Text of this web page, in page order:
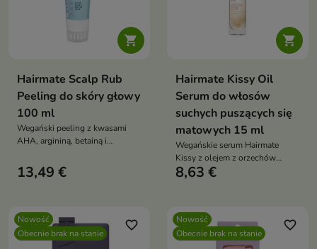

Hairmate Scalp Rub
Peeling do skóry głowy
100 ml
Wegański peeling z kwasami
AHA, argininą, betainą i
oczyszcza skórę głowy, reguluje
sebum i wspiera regenerację.
odświeża, pozostawiając
uczucie lekkości i czystości po
każdym użyciu
13,49 €

Hairmate Kissy Oil
Serum do włosów
suchych puszących się
matowych 15 ml
Wegańskie serum Hairmate
Kissy z olejem z orzechów
brazylijskich natychmiast
termoochronnie, pozostawiając
włosy gładkie, miękkie i pełne
8,63 €
Nowość
Obecnie brak na stanie
favorite_border
Nowość
Obecnie brak na stanie
favorite_border